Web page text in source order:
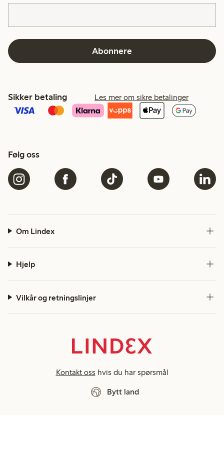
Abonnere
Sikker betaling Les mer om sikre betalinger
Følg oss
Om Lindex
Hjelp
Vilkår og retningslinjer
Kontakt oss hvis du har spørsmål
Bytt land